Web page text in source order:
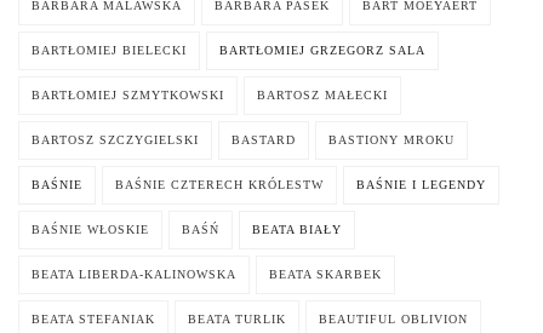
BARBARA MALAWSKA BARBARA PASEK BART MOEYAERT
BARTŁOMIEJ BIELECKI BARTŁOMIEJ GRZEGORZ SALA
BARTŁOMIEJ SZMYTKOWSKI BARTOSZ MAŁECKI
BARTOSZ SZCZYGIELSKI BASTARD BASTIONY MROKU
BAŚNIE BAŚNIE CZTERECH KRÓLESTW BAŚNIE I LEGENDY
BAŚNIE WŁOSKIE BAŚŃ BEATA BIAŁY
BEATA LIBERDA-KALINOWSKA BEATA SKARBEK
BEATA STEFANIAK BEATA TURLIK BEAUTIFUL OBLIVION